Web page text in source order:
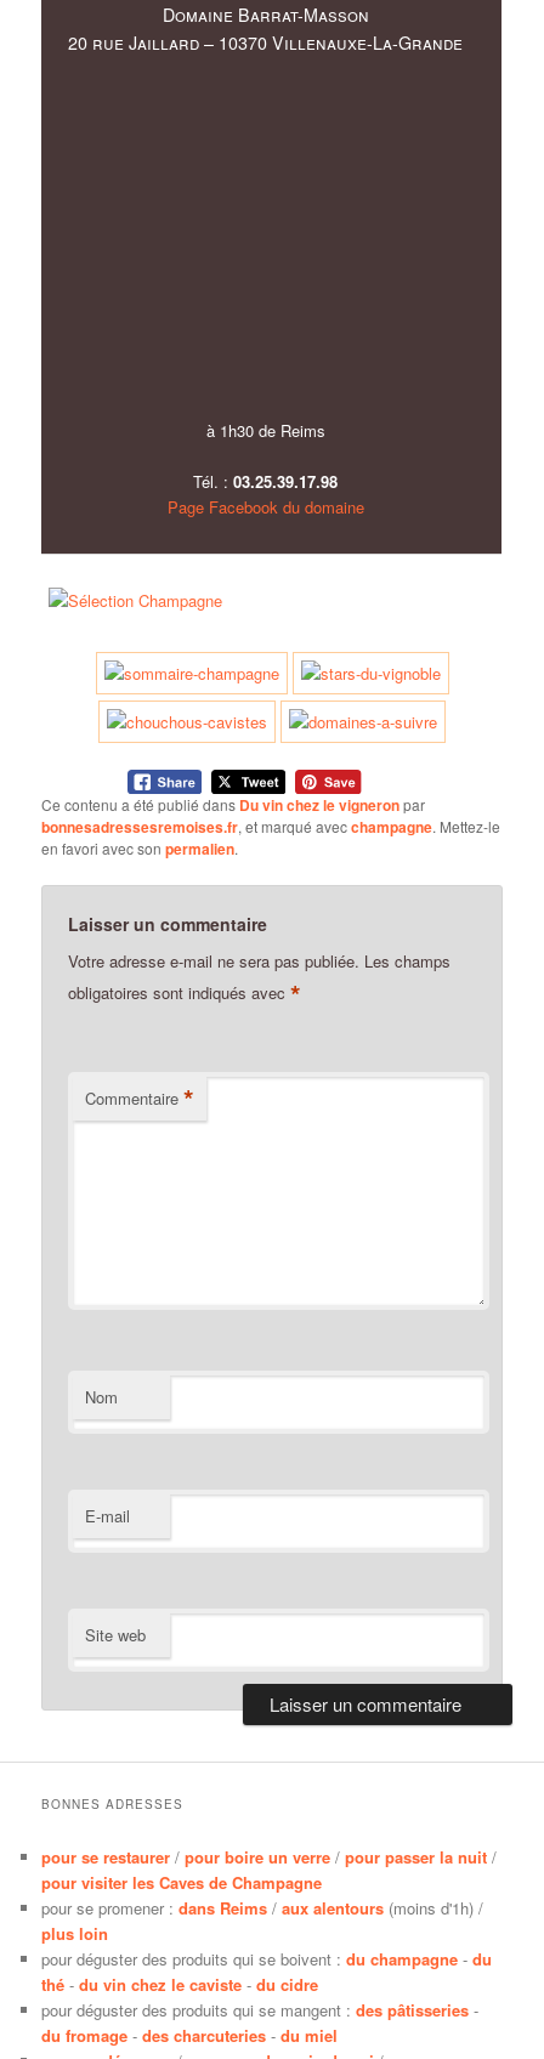
Domaine Barrat-Masson
20 rue Jaillard – 10370 Villenauxe-La-Grande
à 1h30 de Reims
Tél. :03.25.39.17.98
Page Facebook du domaine
Ce contenu a été publié dans Du vin chez le vigneronpar
bonnesadressesremoises.fr, et marqué avecchampagne. Mettez-le
en favori avec sonpermalien.
Laisser un commentaire
Votre adresse e-mail ne sera pas publiée. Les champs
obligatoires sont indiqués avec*
Commentaire *
Nom
E-mail
Site web
BONNES ADRESSES
pour se restaurer /pour boire un verre /pour passer la nuit /
pour visiter les Caves de Champagne
pour se promener :dans Reims /aux alentours (moins d'1h) /
plus loin
pour déguster des produits qui se boivent :du champagne -du
thé -du vin chez le caviste -du cidre
pour déguster des produits qui se mangent :des pâtisseries -
du fromage -des charcuteries -du miel